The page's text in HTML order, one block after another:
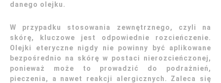
danego olejku.
W przypadku stosowania zewnętrznego, czyli na
skórę, kluczowe jest odpowiednie rozcieńczenie.
Olejki eteryczne nigdy nie powinny być aplikowane
bezpośrednio na skórę w postaci nierozcieńczonej,
ponieważ może to prowadzić do podrażnień,
pieczenia, a nawet reakcji alergicznych. Zaleca się